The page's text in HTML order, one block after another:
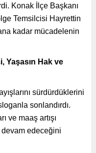
Konak İlçe Başkanı
Temsilcisi Hayrettin
kadar mücadelenin
Yaşasın Hak ve
sürdürdüklerini
sonlandırdı.
ve maaş artışı
edeceğini